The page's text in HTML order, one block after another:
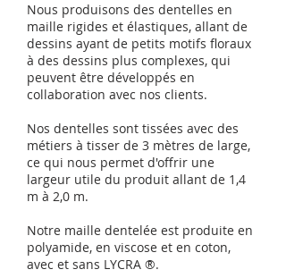
Nous produisons des dentelles en
maille rigides et élastiques, allant de
dessins ayant de petits motifs floraux
à des dessins plus complexes, qui
peuvent être développés en
collaboration avec nos clients.
Nos dentelles sont tissées avec des
métiers à tisser de 3 mètres de large,
ce qui nous permet d'offrir une
largeur utile du produit allant de 1,4
m à 2,0 m.
Notre maille dentelée est produite en
polyamide, en viscose et en coton,
avec et sans LYCRA ®.